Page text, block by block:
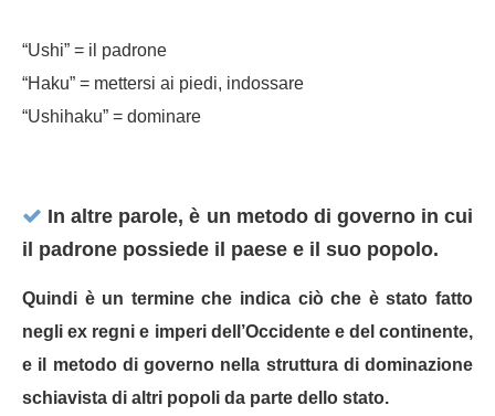
“Ushi” = il padrone
“Haku” = mettersi ai piedi, indossare
“Ushihaku” = dominare
In altre parole, è un metodo di governo in cui
il padrone possiede il paese e il suo popolo.
Quindi è un termine che indica ciò che è stato fatto
negli ex regni e imperi dell’Occidente e del continente,
e il metodo di governo nella struttura di dominazione
schiavista di altri popoli da parte dello stato.